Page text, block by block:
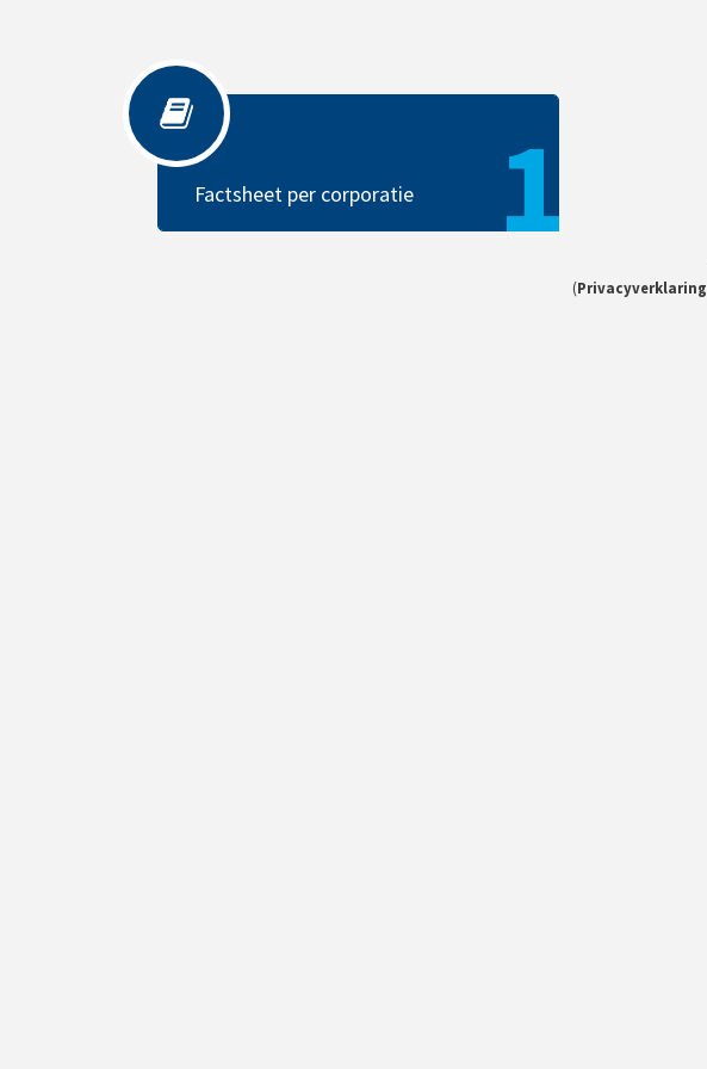
Factsheet per corporatie
Factsheet per corporatie 1
(Privacyverklaring